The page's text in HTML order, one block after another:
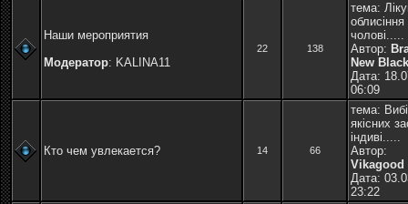
Наши мероприятия
Модератор: KALINA11
22 138
тема:
облисіння
чолові.....
Автор:
New Black
Дата:
06:09
Кто чем увлекается? 14 66
тема:
якісних
індиві.....
Автор:
Vikagood
Дата:
23:22